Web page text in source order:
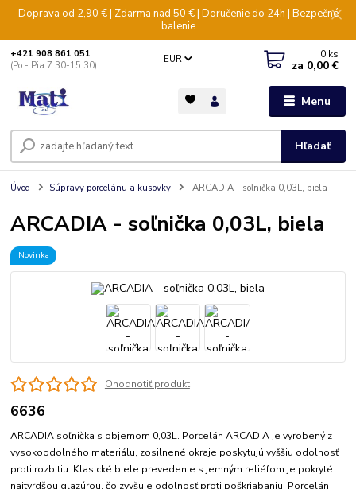
Doprava od 2,90 € | Zdarma nad 50 € | Doručenie do 24h | Bezpečné
balenie
Menu
EUR
Hľadať
+421 908 861 051
(Po - Pia 7:30-15:30)
0 ks
za 0,00 €
Úvod Súpravy porcelánu a kusovky ARCADIA - soľnička 0,03L, biela
ARCADIA - soľnička 0,03L, biela
Novinka
Ohodnotiť produkt
6636
ARCADIA soľnička s objemom 0,03L. Porcelán ARCADIA je vyrobený z
vysokoodolného materiálu, zosilnené okraje poskytujú vyššiu odolnosť
proti rozbitiu. Klasické biele prevedenie s jemným reliéfom je pokryté
najtvrdšou glazúrou, čo zvyšuje odolnosť proti poškriabaniu. Porcelán